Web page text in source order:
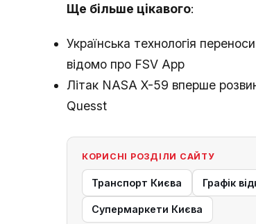
Ще більше цікавого:
Українська технологія
відомо про FSV App
Літак NASA X-59 вперше
Quesst
КОРИСНІ РОЗДІЛИ САЙТУ
Транспорт Києва Графік
Супермаркети Києва